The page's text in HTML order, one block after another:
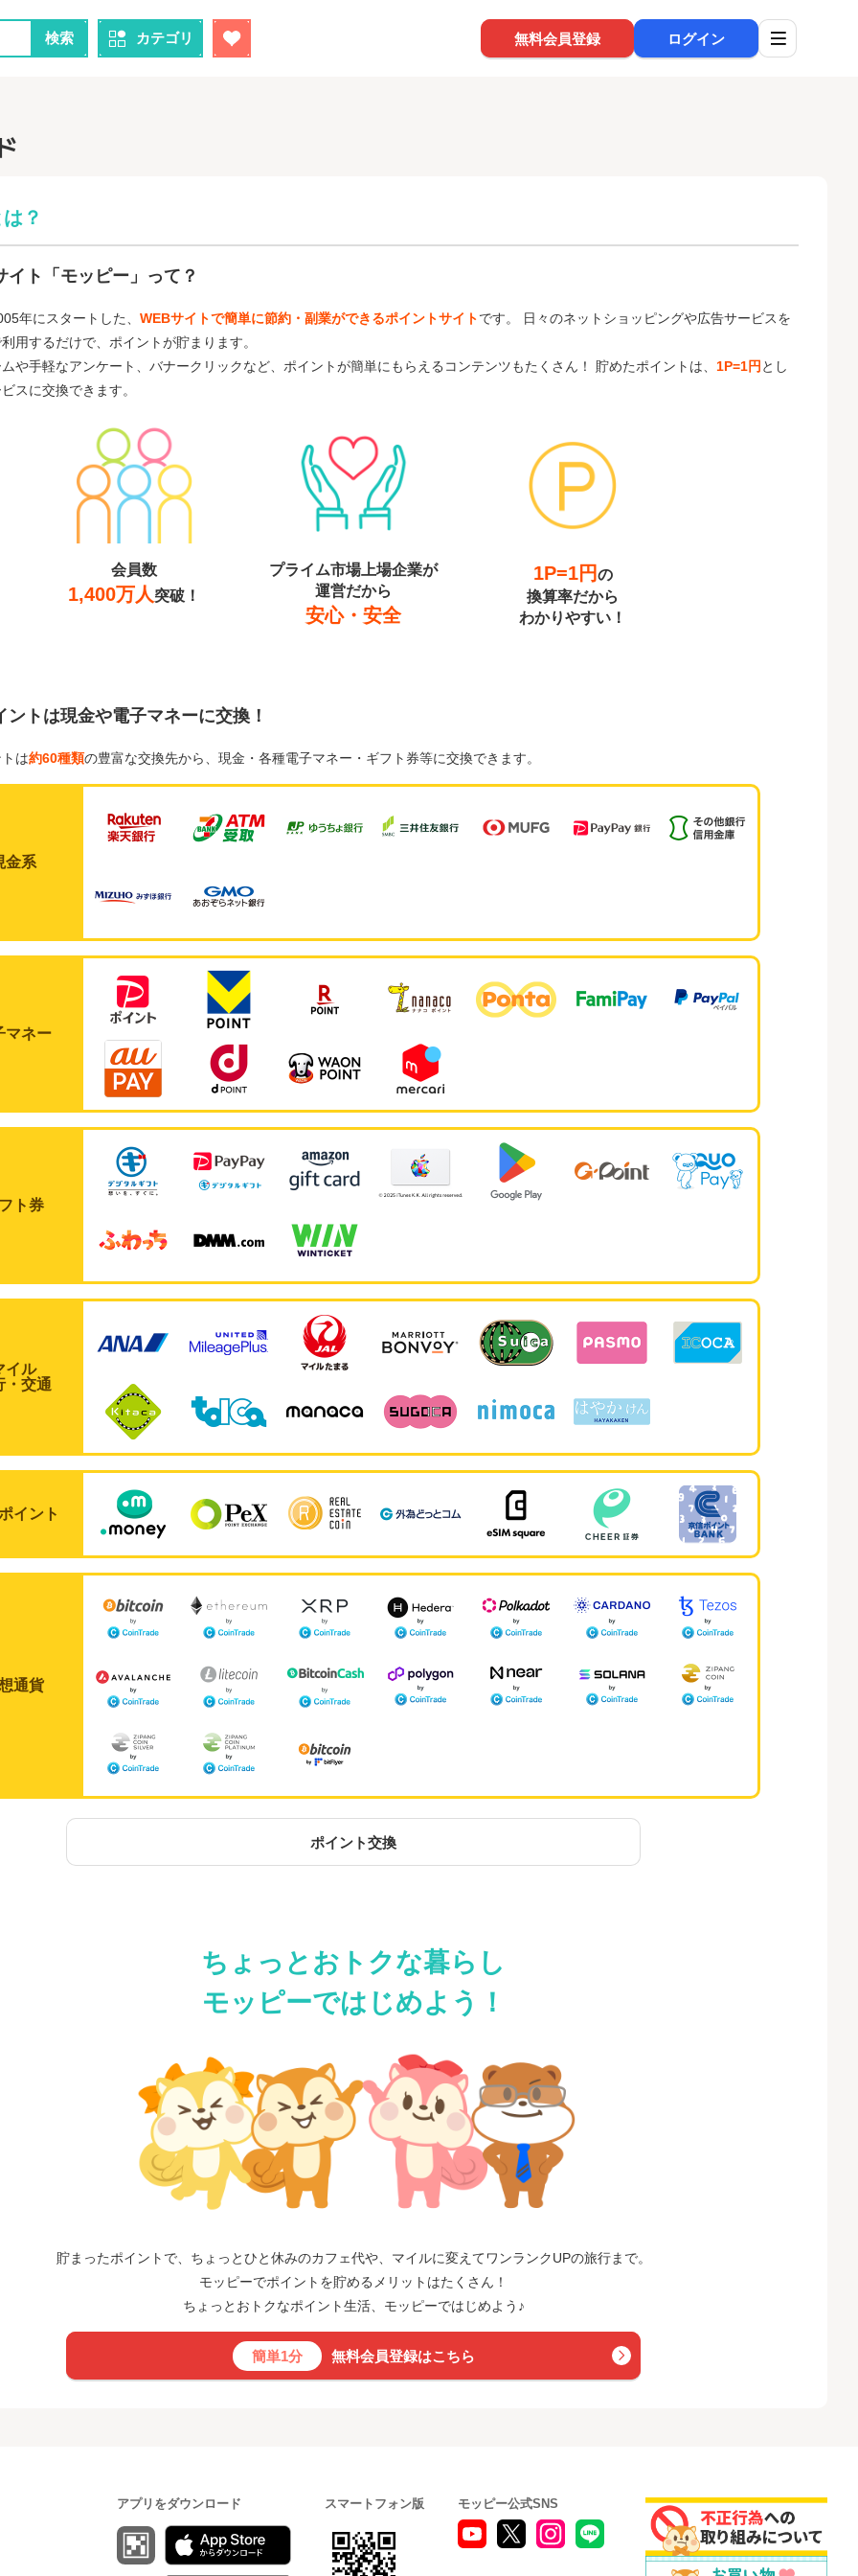
検索 カテゴリ 無料会員登録 ログイン
？
イト「モッピー」って？
年にスタートした、 WEBサイトで簡単に節約・副業ができるポイントサイトです。 日々のネットショッピングや広告サービスを
用するだけで、ポイントが貯まります。
や手軽なアンケート、バナークリックなど、ポイントが簡単にもらえるコンテンツもたくさん！ 貯めたポイントは、 1P=1円 とし
スに交換できます。
会員数
1,400万人 突破！
プライム市場上場企業が
運営だから
安心・安全
1P=1円の
換算率だから
わかりやすい！
ントは現金や電子マネーに交換！
は約60種類の豊富な交換先から、現金・各種電子マネー・ギフト券等に交換できます。
金系
マネー
ト券
イル
・交通
イント
通貨
ポイント交換
ちょっとおトクな暮らし
モッピーではじめよう！
貯まったポイントで、ちょっとひと休みのカフェ代や、マイルに変えてワンランクUPの旅行まで。
モッピーでポイントを貯めるメリットはたくさん！
ちょっとおトクなポイント生活、モッピーではじめよう♪
簡単1分 無料会員登録はこちら
アプリをダウンロード スマートフォン版 モッピー公式SNS